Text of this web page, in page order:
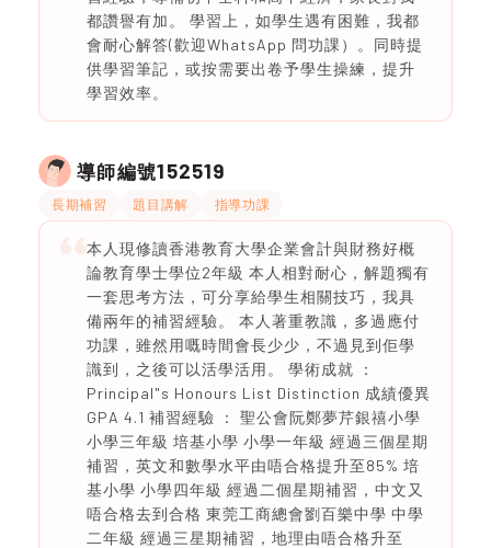
都讚譽有加。 學習上，如學生遇有困難，我都
會耐心解答(歡迎WhatsApp 問功課）。同時提
供學習筆記，或按需要出卷予學生操練，提升
學習效率。
導師編號152519
長期補習 題目講解 指導功課
本人現修讀香港教育大學企業會計與財務好概
論教育學士學位2年級 本人相對耐心，解題獨有
一套思考方法，可分享給學生相關技巧，我具
備兩年的補習經驗。 本人著重教識，多過應付
功課，雖然用嘅時間會長少少，不過見到佢學
識到，之後可以活學活用。 學術成就 ：
Principal"s Honours List Distinction 成績優異
GPA 4.1 補習經驗 ： 聖公會阮鄭夢芹銀禧小學
小學三年級 培基小學 小學一年級 經過三個星期
補習，英文和數學水平由唔合格提升至85% 培
基小學 小學四年級 經過二個星期補習，中文又
唔合格去到合格 東莞工商總會劉百樂中學 中學
二年級 經過三星期補習，地理由唔合格升至